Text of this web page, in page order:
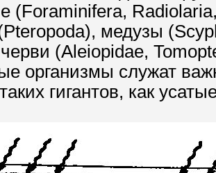
(Foraminifera,
медузы
(Aleiopidae,
организмы служат
гигантов, как